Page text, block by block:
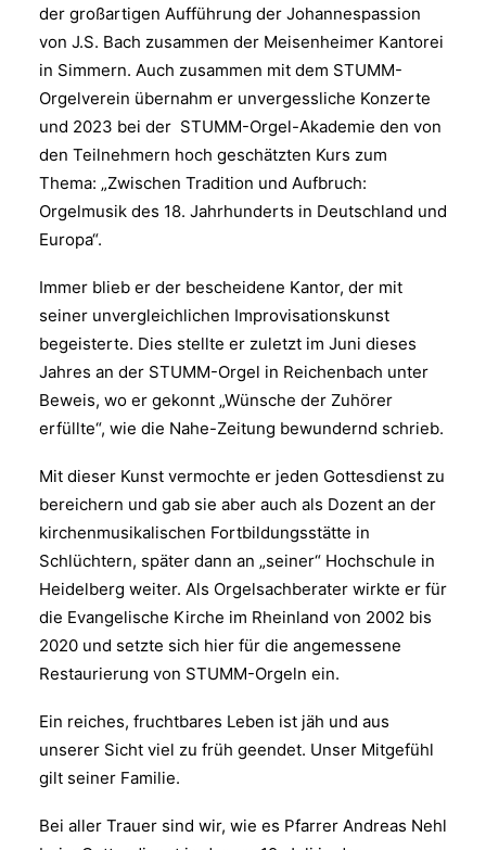
der großartigen Aufführung der Johannespassion
von J.S. Bach zusammen der Meisenheimer Kantorei
in Simmern. Auch zusammen mit dem STUMM-
Orgelverein übernahm er unvergessliche Konzerte
und 2023 bei der STUMM-Orgel-Akademie den von
den Teilnehmern hoch geschätzten Kurs zum
Thema: „Zwischen Tradition und Aufbruch:
Orgelmusik des 18. Jahrhunderts in Deutschland und
Europa“.
Immer blieb er der bescheidene Kantor, der mit
seiner unvergleichlichen Improvisationskunst
begeisterte. Dies stellte er zuletzt im Juni dieses
Jahres an der STUMM-Orgel in Reichenbach unter
Beweis, wo er gekonnt „Wünsche der Zuhörer
erfüllte“, wie die Nahe-Zeitung bewundernd schrieb.
Mit dieser Kunst vermochte er jeden Gottesdienst zu
bereichern und gab sie aber auch als Dozent an der
kirchenmusikalischen Fortbildungsstätte in
Schlüchtern, später dann an „seiner“ Hochschule in
Heidelberg weiter. Als Orgelsachberater wirkte er für
die Evangelische Kirche im Rheinland von 2002 bis
2020 und setzte sich hier für die angemessene
Restaurierung von STUMM-Orgeln ein.
Ein reiches, fruchtbares Leben ist jäh und aus
unserer Sicht viel zu früh geendet. Unser Mitgefühl
gilt seiner Familie.
Bei aller Trauer sind wir, wie es Pfarrer Andreas Nehl